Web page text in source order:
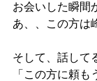
お会いした瞬間
あ、、この方は
そして、話して
「この方に頼